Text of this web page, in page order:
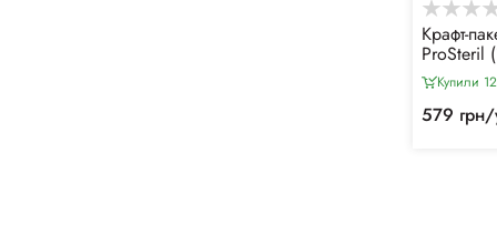
Крафт-
ProSteril
4 класу
Купили
579 грн/